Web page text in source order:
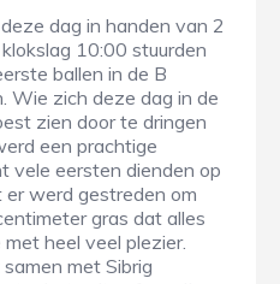
dag in handen van 2
10:00 stuurden
ballen in de B
Wie zich deze dag in de
zien door te dringen
een prachtige
vele eersten dienden op
werd gestreden om
gras dat alles
heel veel plezier.
met Sibrig